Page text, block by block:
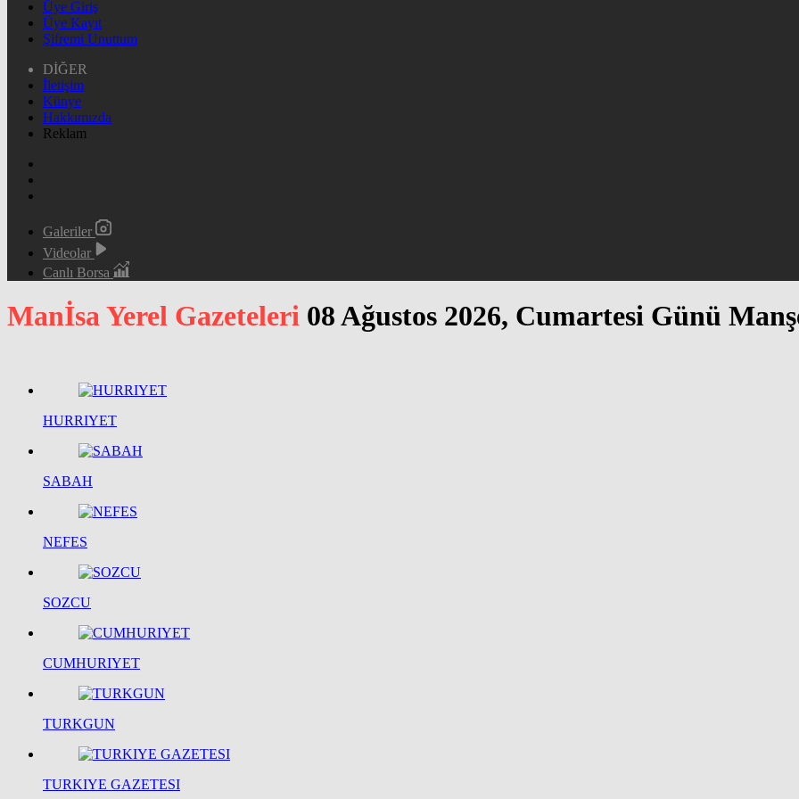
Üye Giriş
Üye Kayıt
Şifremi Unuttum
DİĞER
İletişim
Künye
Hakkımızda
Reklam
Galeriler
Videolar
Canlı Borsa
Manİsa Yerel Gazeteleri 08 Ağustos 2026, Cumartesi Günü
HURRIYET
SABAH
NEFES
SOZCU
CUMHURIYET
TURKGUN
TURKIYE GAZETESI